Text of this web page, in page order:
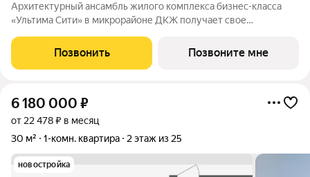
Архитектурный ансамбль жилого комплекса бизнес-класса
«Ультима Сити» в микрорайоне ДКЖ получает свое
воплощает в себе современные стандарты городского жилья,
сочетая технологичность, эстетику и
Позвонить Позвоните мне
6 180 000 ₽
от 22 478 ₽ в месяц
30 м²
1-комн. квартира 2 этаж из 25
новостройка